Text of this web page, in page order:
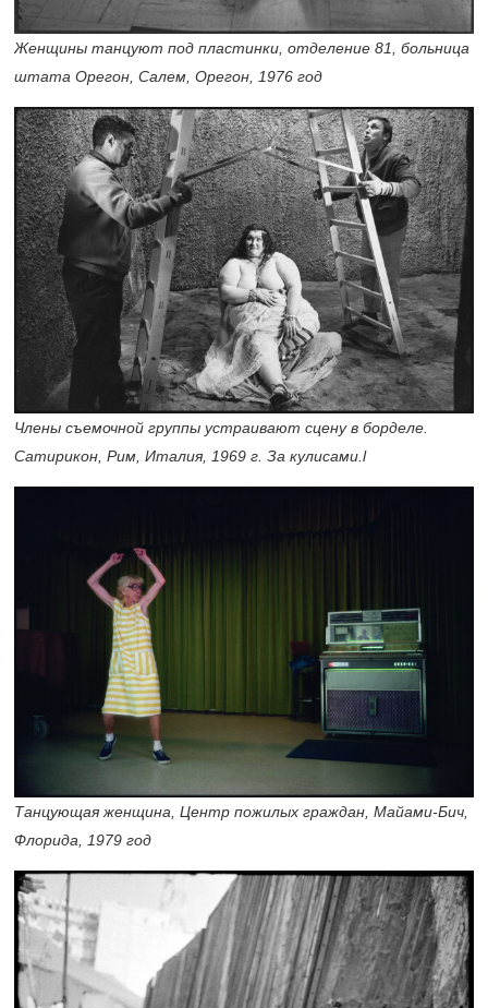
Женщины танцуют под пластинки, отделение 81, больница
штата Орегон, Салем, Орегон, 1976 год
Члены съемочной группы устраивают сцену в борделе.
Сатирикон, Рим, Италия, 1969 г. За кулисами.l
Танцующая женщина, Центр пожилых граждан, Майами-Бич,
Флорида, 1979 год